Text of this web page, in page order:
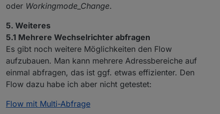
oder Workingmode_Change.
5. Weiteres
5.1 Mehrere Wechselrichter abfragen
Es gibt noch weitere Möglichkeiten den Flow
aufzubauen. Man kann mehrere Adressbereiche auf
einmal abfragen, das ist ggf. etwas effizienter. Den
Flow dazu habe ich aber nicht getestet:
Flow mit Multi-Abfrage